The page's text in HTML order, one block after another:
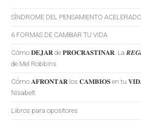
SÍNDROME DEL PENSAMIENTO ACELERADO
6 FORMAS DE CAMBIAR TU VIDA
Cómo 𝐃𝐄𝐉𝐀𝐑 de 𝐏𝐑𝐎𝐂𝐑𝐀𝐒𝐓𝐈𝐍𝐀𝐑. La
de Mel Robbins
Cómo 𝐀𝐅𝐑𝐎𝐍𝐓𝐀𝐑 los 𝐂𝐀𝐌𝐁𝐈𝐎𝐒 en tu 𝐕𝐈𝐃𝐀.
Nisabelt
Libros para opositores